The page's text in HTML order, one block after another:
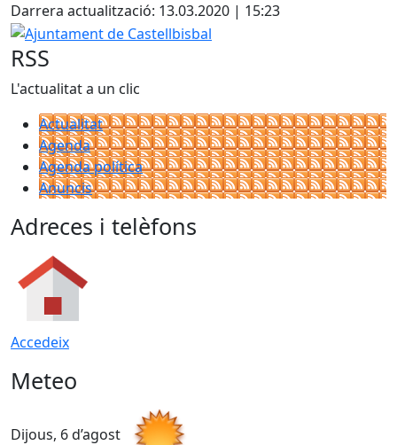
Darrera actualització: 13.03.2020 | 15:23
Ajuntament de Castellbisbal
RSS
L'actualitat a un clic
Actualitat
Agenda
Agenda política
Anuncis
Adreces i telèfons
Accedeix
Meteo
Dijous, 6 d’agost